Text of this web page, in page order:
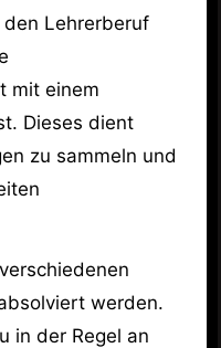
Lehrerberuf
mit einem
Dieses dient
zu sammeln und
werden.
in der Regel an